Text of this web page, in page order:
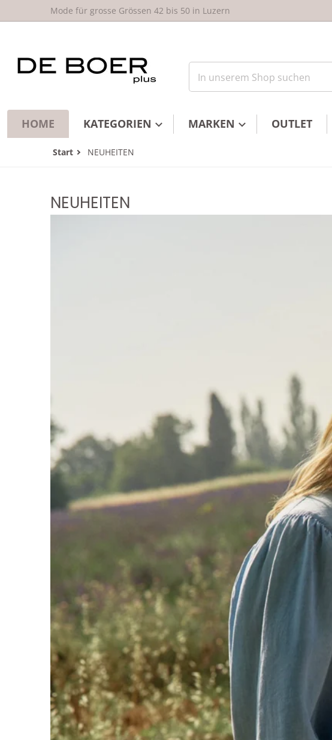
Mode für grosse Grössen 42 bis 50 in Luzern
In unserem Shop suchen
HOME KATEGORIEN MARKEN OUTLET
Start NEUHEITEN
NEUHEITEN